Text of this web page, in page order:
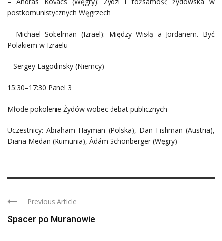
postkomunistycznych Węgrzech
– Michael Sobelman (Izrael): Między Wisłą a Jordanem. Być
Polakiem w Izraelu
– Sergey Lagodinsky (Niemcy)
15:30–17:30 Panel 3
Młode pokolenie Żydów wobec debat publicznych
Uczestnicy: Abraham Hayman (Polska), Dan Fishman (Austria),
Diana Medan (Rumunia), Ádám Schönberger (Węgry)
Previous Article
Spacer po Muranowie